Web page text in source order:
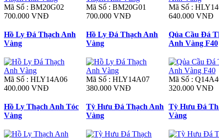
Mã Số : BM20G02
700.000 VNĐ
Mã Số : BM20G01
700.000 VNĐ
Mã Số :
640.000 VNĐ
Hồ Ly Đá Thạch Anh
Vàng
Mã Số : HLY14A06
400.000 VNĐ
Hồ Ly Đá Thạch Anh
Vàng
Mã Số : HLY14A07
380.000 VNĐ
Qủa Cầu Đá
Anh Vàng F40
Mã Số :
320.000 VNĐ
Hồ Ly Thạch Anh Tóc
Vàng
Tỳ Hưu Đá Thạch Anh
Vàng
Tỳ Hưu Đá
Vàng